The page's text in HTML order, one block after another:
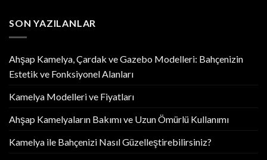
SON YAZILANLAR
Ahşap Kamelya, Çardak ve Gazebo Modelleri: Bahçenizin
Estetik ve Fonksiyonel Alanları
Kamelya Modelleri ve Fiyatları
Ahşap Kamelyaların Bakımı ve Uzun Ömürlü Kullanımı
Kamelya ile Bahçenizi Nasıl Güzelleştirebilirsiniz?